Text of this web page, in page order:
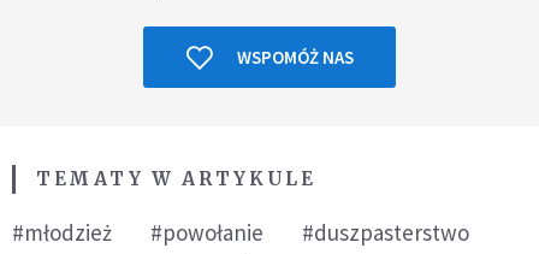
WSPOMÓŻ NAS
TEMATY W ARTYKULE
#młodzież #powołanie
#duszpasterstwo